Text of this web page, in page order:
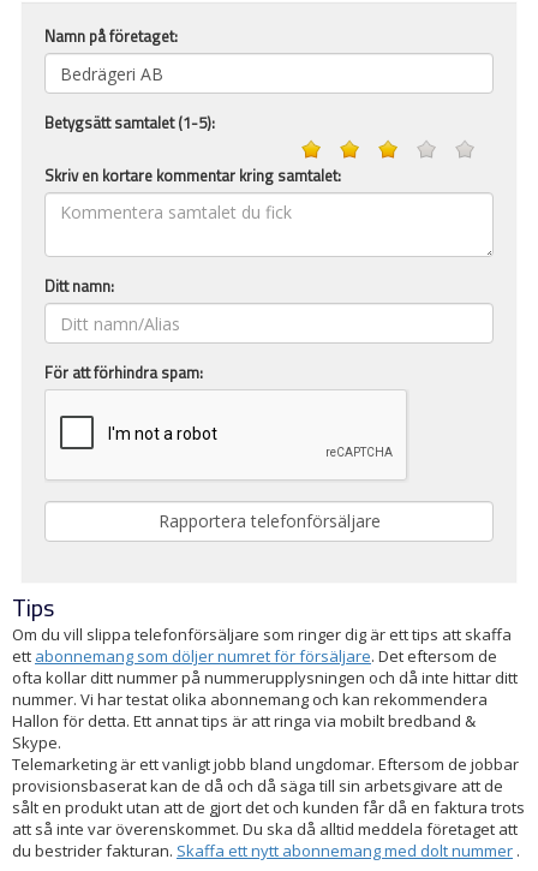
Namn på företaget:
Betygsätt samtalet (1-5):
Skriv en kortare kommentar kring samtalet:
Ditt namn:
För att förhindra spam:
Tips
Om du vill slippa telefonförsäljare som ringer dig är ett tips att skaffa
ett abonnemang som döljer numret för försäljare. Det eftersom de
ofta kollar ditt nummer på nummerupplysningen och då inte hittar ditt
nummer. Vi har testat olika abonnemang och kan rekommendera
Hallon för detta. Ett annat tips är att ringa via mobilt bredband &
Skype.
Telemarketing är ett vanligt jobb bland ungdomar. Eftersom de jobbar
provisionsbaserat kan de då och då säga till sin arbetsgivare att de
sålt en produkt utan att de gjort det och kunden får då en faktura trots
att så inte var överenskommet. Du ska då alltid meddela företaget att
du bestrider fakturan. Skaffa ett nytt abonnemang med dolt nummer .